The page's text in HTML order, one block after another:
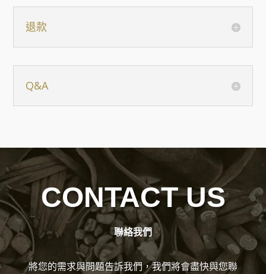
退款
Q&A
CONTACT US
聯絡我們
將您的需求與問題告訴我們，我們將會盡快與您聯